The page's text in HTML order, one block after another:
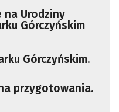
na Urodziny
Górczyńskim
Górczyńskim.
przygotowania.